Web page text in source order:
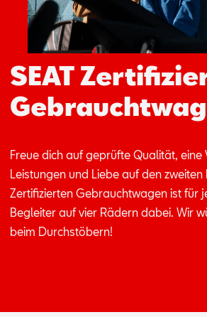
SEAT
Freue dich auf ge­prüf­te Qua­li­tät, eine
Leis­tun­gen und Lie­be auf den zwei­ten
Zer­ti­fi­zier­ten Ge­braucht­wa­gen ist für
Be­glei­ter auf vier Rä­dern da­bei. Wir
beim Durch­stö­bern!